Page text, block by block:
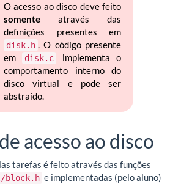
O acesso ao disco deve feito
somenteatravés das
definições presentes em
disk.h . O código presente
em
disk.c
implementa o
comportamento interno do
disco virtual e pode ser
abstraído.
acesso ao disco
tarefas é feito através das funções
block.h e implementadas (pelo aluno)